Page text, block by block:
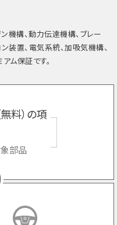
機構、動力伝達機構、ブレー
装置、電気系統、加吸気機構、
ム保証です。
料）の項
部品